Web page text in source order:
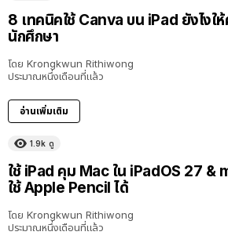
8 เทคนิคใช้ Canva บน iPad ยังไงใ
นักศึกษา
โดย Krongkwun Rithiwong
ประมาณหนึ่งเดือนที่แล้ว
อ่านเพิ่มเติม
1.9k ดู
ใช้ iPad คุม Mac ใน iPadOS 27 &
ใช้ Apple Pencil ได้
โดย Krongkwun Rithiwong
ประมาณหนึ่งเดือนที่แล้ว